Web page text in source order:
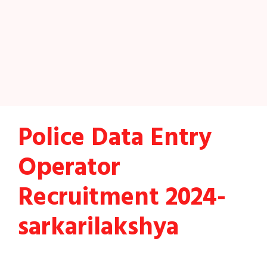
Police Data Entry
Operator
Recruitment 2024-
sarkarilakshya